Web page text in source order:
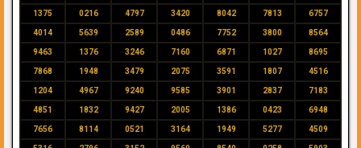
1375 0216 4797 3420 8042 7813 6757
4014 5639 2589 0486 7752 3800 8564
9463 1376 3246 7160 6871 1027 8695
7868 1948 3479 2075 3591 1807 4516
1204 4967 9240 9585 3901 2837 7183
4851 1832 9427 2005 1386 0423 6948
7656 8114 0521 3164 1949 5277 4509